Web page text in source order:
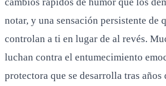
notar, y una sensación persistente de
controlan a ti en lugar de al revés.
luchan contra el entumecimiento
protectora que se desarrolla tras años